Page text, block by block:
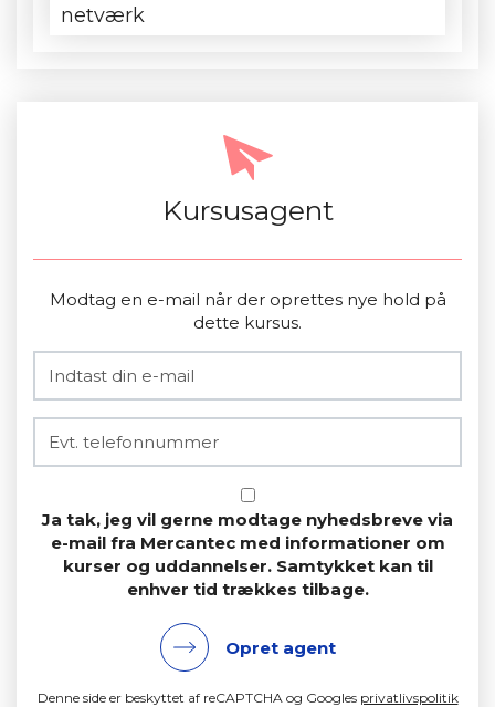
netværk
Kursusagent
Modtag en e-mail når der oprettes nye hold på
dette kursus.
Ja tak, jeg vil gerne modtage nyhedsbreve via
e-mail fra Mercantec med informationer om
kurser og uddannelser. Samtykket kan til
enhver tid trækkes tilbage.
Opret agent
Denne side er beskyttet af reCAPTCHA og Googles privatlivspolitik